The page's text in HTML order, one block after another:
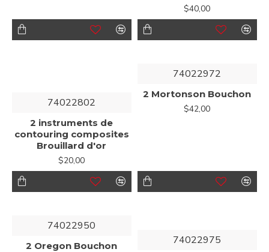
$40,00
74022802
2 instruments de
contouring composites
Brouillard d'or
$20,00
74022972
2 Mortonson Bouchon
$42,00
74022950
2 Oregon Bouchon
74022975